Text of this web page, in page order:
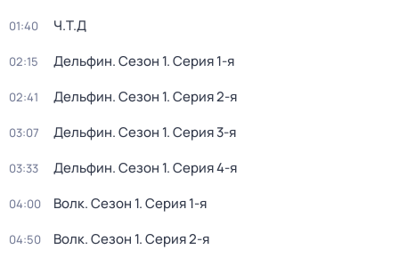
01:40 Ч.T.Д
02:15 Дельфин. Сезон 1. Серия 1-я
02:41 Дельфин. Сезон 1. Серия 2-я
03:07 Дельфин. Сезон 1. Серия 3-я
03:33 Дельфин. Сезон 1. Серия 4-я
04:00 Волк. Сезон 1. Серия 1-я
04:50 Волк. Сезон 1. Серия 2-я